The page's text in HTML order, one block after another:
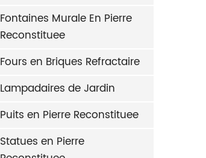
Fontaines Murale En Pierre
Reconstituee
Fours en Briques Refractaire
Lampadaires de Jardin
Puits en Pierre Reconstituee
Statues en Pierre